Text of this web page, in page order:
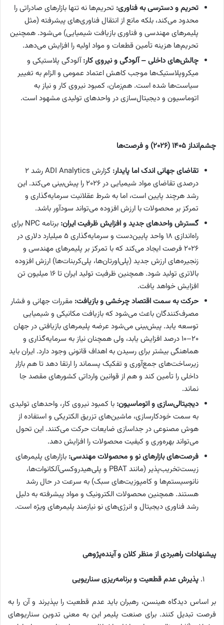
تحریم و دسترسی به فناوری: تحریم‌ها نه تنها بازارهای صادراتی را
محدود می‌کند، بلکه مانع از انتقال فناوری‌های پیشرفته (مثل
پلیمرهای مهندسی و فناوری بازیافت شیمیایی) می‌شود. همچنین
تحریم‌ها هزینه تأمین قطعات و مواد اولیه را افزایش می‌دهد.
چالش‌های داخلی – آلودگی و نیروی کار:آلودگی پلاستیکی و
میکروپلاستیک‌ها موجب کاهش اعتماد عمومی و الزام به تغییر
سیاست‌ها شده است. هم‌زمان، کمبود نیروی کار و نیاز به
اتوماسیون و دیجیتال‌سازی در واحدهای تولیدی مشهود است.
چشم‌انداز۱۴۰۵ (۲۰۲۶) و فرصت‌ها
تقاضای جهانی اندک اما پایدار:
گزارش ADI Analytics رشد ۲
درصدی تقاضای مواد شیمیایی در ۲۰۲۶ را پیش‌بینی می‌کند. این
رشد هرچند پایین است، اما به شرط عقلانیت سرمایه‌گذاری و
تمرکز بر محصولات با ارزش افزوده می‌تواند سودآور باشد.
گسترش واحدهای جدید و افزایش ظرفیت ایران:
برنامه NPC برای
راه‌اندازی ۱۸ واحد پایین‌دست و سرمایه‌گذاری ۵ میلیارد دلاری در
۲۰۲۶ فرصت ایجاد می‌کند که با تمرکز بر پلیمرهای مهندسی و
زنجیره‌های ارزش جدید (پلی‌اورتان‌ها، پلی‌کربنات‌ها) ارزش افزوده
بالاتری تولید شود. همچنین ظرفیت تولید ایران تا ۱۶ میلیون تن
افزایش خواهد یافت.
حرکت به سمت اقتصاد چرخشی و بازیافت: مقررات جهانی و فشار
مصرف‌کنندگان باعث می‌شود که بازیافت مکانیکی و شیمیایی
توسعه یابد. پیش‌بینی می‌شود عرضه پلیمرهای بازیافتی در جهان
20–10 درصد افزایش یابد، ولی همچنان نیاز به سرمایه‌گذاری و
هماهنگی بیشتر برای رسیدن به اهداف قانونی وجود دارد. ایران باید
زیرساخت‌های جمع‌آوری و تفکیک پسماند را ارتقا دهد تا هم بازار
داخلی را تأمین کند و هم از قوانین وارداتی کشورهای مقصد جا
نماند.
دیجیتالی‌سازی و اتوماسیون: با کمبود نیروی کار، واحدهای تولیدی
به سمت خودکارسازی، ماشین‌های تزریق الکتریکی و استفاده از
هوش مصنوعی در جداسازی ضایعات حرکت می‌کنند. این تحول
می‌تواند بهره‌وری و کیفیت محصولات را افزایش دهد.
فرصت‌های بازارهای نو و محصولات مهندسی: بازارهای پلیمرهای
زیست‌تخریب‌پذیر (مانند PBAT و پلی‌هیدروکسی‌آلکانوات‌ها،
نانوسیستم‌ها و کامپوزیت‌های سبک) به سرعت در حال رشد
هستند. همچنین محصولات الکترونیک و مواد پیشرفته به دلیل
رشد فناوری دیجیتال و انرژی‌های نو نیازمند پلیمرهای ویژه است.
پیشنهادات راهبردی از منظر کلان و آینده‌پژوهی
پذیرش عدم قطعیت و برنامه‌ریزی سناریویی
بر اساس دیدگاه هینسن، رهبران باید عدم قطعیت را بپذیرند و آن را به
فرصت تبدیل کنند. برای صنعت پلیمر این به معنی تدوین سناریوهای